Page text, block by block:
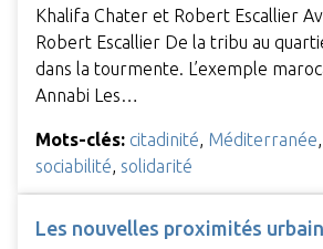
Khalifa Chater et Robert Escallier
Robert Escallier De la tribu au
dans la tourmente. L’exemple
Annabi Les…
Mots-clés: citadinité, Méditerranée,
sociabilité, solidarité
Les nouvelles proximités